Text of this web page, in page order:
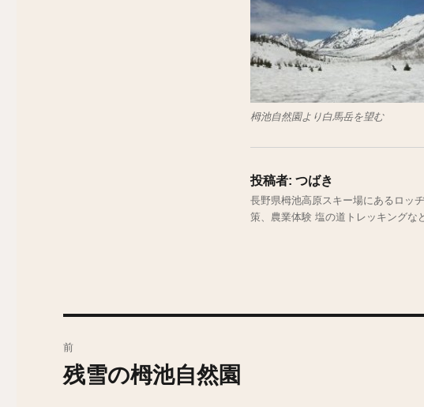
栂池自然園より白馬岳を望む
投稿者: つばき
長野県栂池高原スキー場にあるロッ
策、農業体験 塩の道トレッキングな
稿
前
前
残雪の栂池自然園